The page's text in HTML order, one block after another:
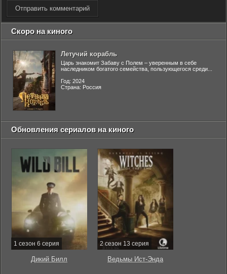
Отправить комментарий
Скоро на киного
Летучий корабль
Царь знакомит Забаву с Полем – уверенным в себе
наследником богатого семейства, пользующегося среди...
Год: 2024
Страна: Россия
Обновления сериалов на киного
1 сезон 6 серия
Дикий Билл
2 сезон 13 серия
Ведьмы Ист-Энда